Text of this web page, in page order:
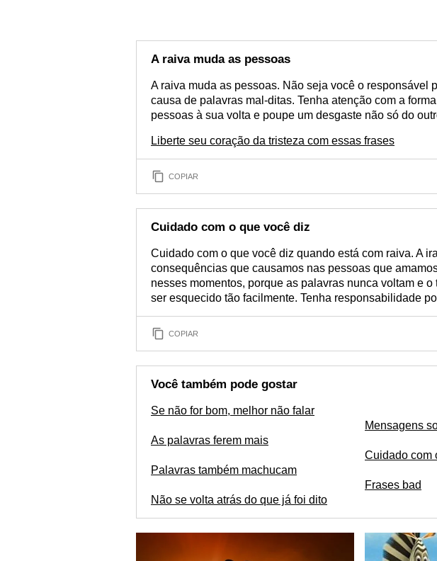
A raiva muda as pessoas
A raiva muda as pessoas. Não seja você o responsável
causa de palavras mal-ditas. Tenha atenção com a
pessoas à sua volta e poupe um desgaste não só do
Liberte seu coração da tristeza com essas frases
COPIAR
Cuidado com o que você diz
Cuidado com o que você diz quando está com raiva. A
consequências que causamos nas pessoas que
nesses momentos, porque as palavras nunca voltam e
ser esquecido tão facilmente. Tenha responsabilidade
COPIAR
Você também pode gostar
Se não for bom, melhor não falar
As palavras ferem mais
Palavras também machucam
Não se volta atrás do que já foi dito
Mensagens
Cuidado com
Frases bad